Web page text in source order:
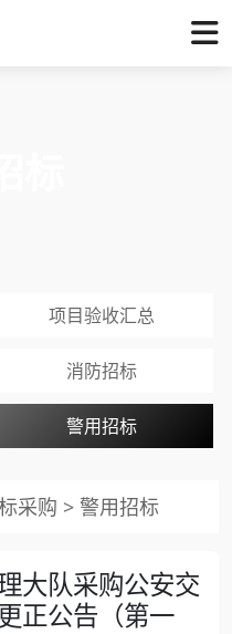
项目验收汇总
消防招标
警用招标
采购 > 警用招标
大队采购公安交
正公告（第一